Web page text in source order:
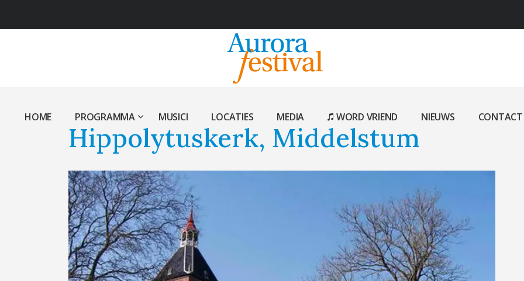
HOME PROGRAMMA MUSICI LOCATIES MEDIA WORD VRIEND NIEUWS CONTACT
Hippolytuskerk, Middelstum